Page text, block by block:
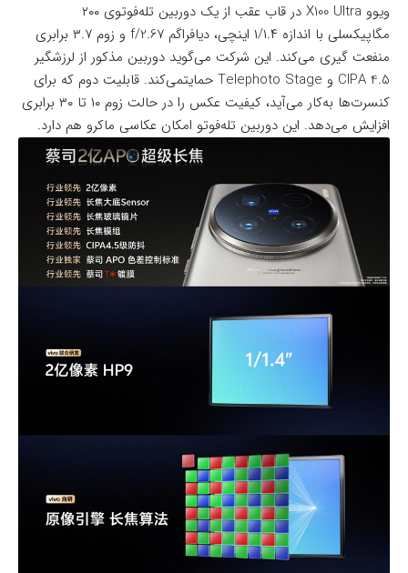
ویوو X100 Ultra در قاب عقب از یک دوربین تله‌فوتوی ۲۰۰
مگاپیکسلی با اندازه ۱/۱.۴ اینچی، دیافراگم f/2.67 و زوم ۳.۷ برابری
منفعت گیری می‌کند. این شرکت می‌گوید دوربین مذکور از لرزشگیر
CIPA 4.5 و Telephoto Stage حمایتمی‌کند. قابلیت دوم که برای
کنسرت‌ها به‌کار می‌آید، کیفیت عکس را در حالت زوم ۱۰ تا ۳۰ برابری
افزایش می‌دهد. این دوربین تله‌فوتو امکان عکاسی ماکرو هم دارد.